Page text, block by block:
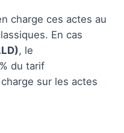
charge ces actes au
En cas
, le
du tarif
sur les actes